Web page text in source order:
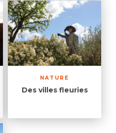
NATURE
Des villes fleuries